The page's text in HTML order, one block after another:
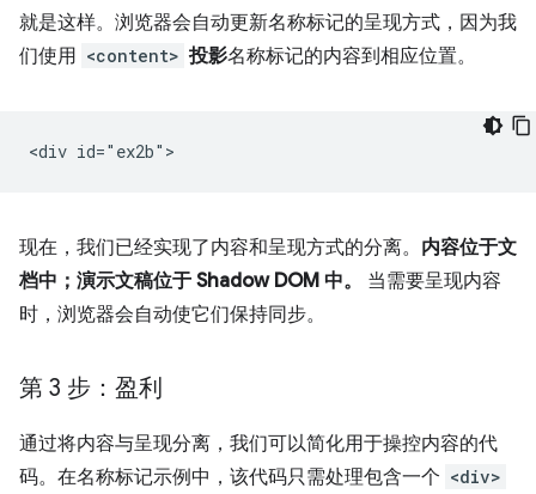
就是这样。浏览器会自动更新名称标记的呈现方式，因为我
们使用 <content> 投影名称标记的内容到相应位置。
现在，我们已经实现了内容和呈现方式的分离。 内容位于文
档中；演示文稿位于 Shadow DOM 中。
当需要呈现内容
时，浏览器会自动使它们保持同步。
第 3 步：盈利
通过将内容与呈现分离，我们可以简化用于操控内容的代
码。在名称标记示例中，该代码只需处理包含一个 <div>